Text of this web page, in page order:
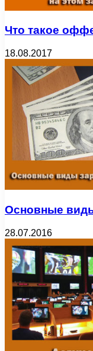
Что такое
18.08.2017
Основные
28.07.2016